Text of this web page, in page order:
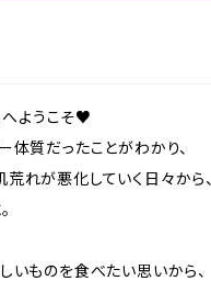
ようこそ♥
体質だったことがわかり、
れが悪化していく日々から、
いものを食べたい思いから、